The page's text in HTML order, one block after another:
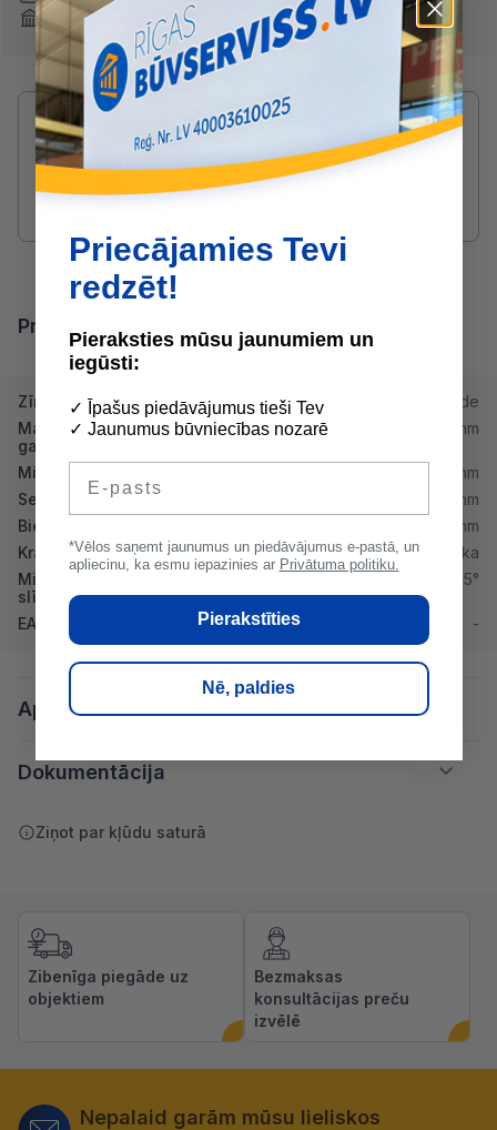
Internetbankas
Radušies jautājumi par produktu?
SAZINIES AR DRUVIS:
2233 5731
druvis@buvserviss.lv
Produkta īpašības
Zīmols
Toode
Maksimālais
garums
8000 mm
Minimālais garums
800 mm
Sedzošais platums
1100 mm
Biezums
0.5 mm
Krāsa
Tumši pelēka
Minimālais jumta
slīpums
15°
EAN -
Apraksts
Dokumentācija
Ziņot par kļūdu saturā
Zibenīga piegāde uz
objektiem
Bezmaksas
konsultācijas preču
izvēlē
Nepalaid garām mūsu lieliskos
Priecājamies Tevi
redzēt!
Pieraksties mūsu jaunumiem un
iegūsti:
✓ Īpašus piedāvājumus tieši Tev
✓ Jaunumus būvniecības nozarē
*Vēlos saņemt jaunumus un piedāvājumus e-pastā, un
apliecinu, ka esmu iepazinies ar Privātuma politiku.
Pierakstīties
Nē, paldies